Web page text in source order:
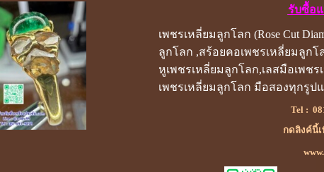
รับซื้อ
เพชรเหลี่ยมลูกโลก (Rose Cut
ลูกโลก ,สร้อยคอเพชรเหลี่ยมลูกโ
หูเพชรเหลี่ยมลูกโลก,เลสมือเพช
เพชรเหลี่ยมลูกโลก มือสองทุกรูป
Tel :
กดลิงค์นี้เ